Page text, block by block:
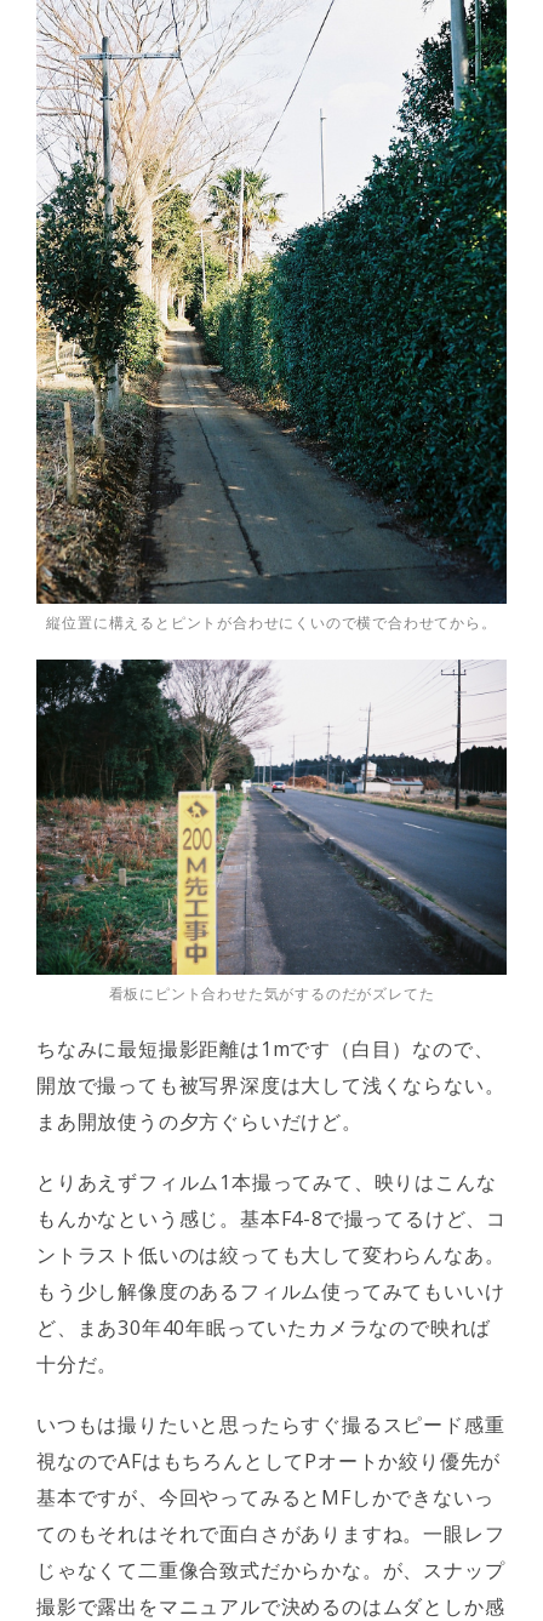
縦位置に構えるとピントが合わせにくいので横で合わせてから。
看板にピント合わせた気がするのだがズレてた
ちなみに最短撮影距離は1mです（白目）なので、
開放で撮っても被写界深度は大して浅くならない。
まあ開放使うの夕方ぐらいだけど。
とりあえずフィルム1本撮ってみて、映りはこんな
もんかなという感じ。基本F4-8で撮ってるけど、コ
ントラスト低いのは絞っても大して変わらんなあ。
もう少し解像度のあるフィルム使ってみてもいいけ
ど、まあ30年40年眠っていたカメラなので映れば
十分だ。
いつもは撮りたいと思ったらすぐ撮るスピード感重
視なのでAFはもちろんとしてPオートか絞り優先が
基本ですが、今回やってみるとMFしかできないっ
てのもそれはそれで面白さがありますね。一眼レフ
じゃなくて二重像合致式だからかな。が、スナップ
撮影で露出をマニュアルで決めるのはムダとしか感